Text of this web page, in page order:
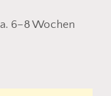
6–8 Wochen